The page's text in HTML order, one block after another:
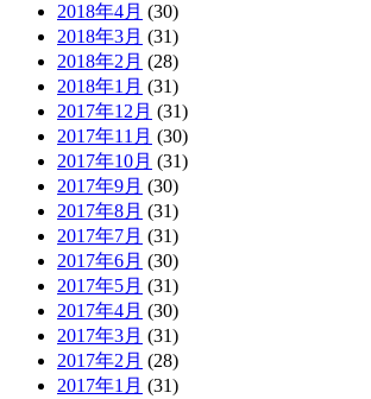
2018年4月 (30)
2018年3月 (31)
2018年2月 (28)
2018年1月 (31)
2017年12月 (31)
2017年11月 (30)
2017年10月 (31)
2017年9月 (30)
2017年8月 (31)
2017年7月 (31)
2017年6月 (30)
2017年5月 (31)
2017年4月 (30)
2017年3月 (31)
2017年2月 (28)
2017年1月 (31)